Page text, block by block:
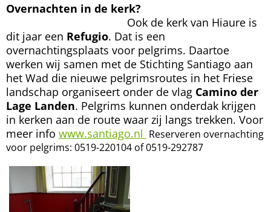
Overnachten in de kerk?
Ook de kerk van Hiaure is
dit jaar een Refugio. Dat is een
overnachtingsplaats voor pelgrims. Daartoe
werken wij samen met de Stichting Santiago aan
het Wad die nieuwe pelgrimsroutes in het Friese
landschap organiseert onder de vlag Camino der
Lage Landen. Pelgrims kunnen onderdak krijgen
in kerken aan de route waar zij langs trekken. Voor
meer info www.santiago.nl Reserveren overnachting
voor pelgrims: 0519-220104 of 0519-292787